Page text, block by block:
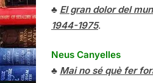
♣ El gran dolor del
1944-1975.
Neus Canyelles
♣ Mai no sé què fer